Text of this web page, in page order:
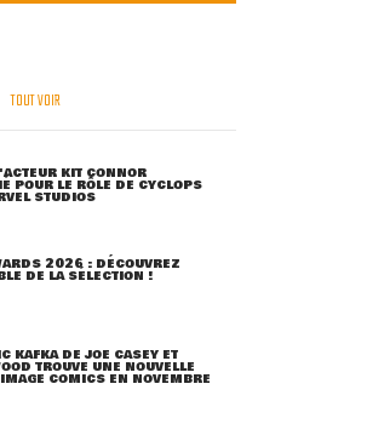
TOUT VOIR
KIT CONNOR
POUR LE RÔLE DE CYCLOPS
STUDIOS
2026 : DÉCOUVREZ
DE LA SÉLECTION !
KAFKA DE JOE CASEY ET
TROUVE UNE NOUVELLE
COMICS EN NOVEMBRE